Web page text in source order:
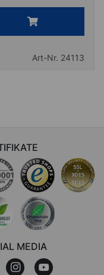
Art-Nr. 24113
MEDIA